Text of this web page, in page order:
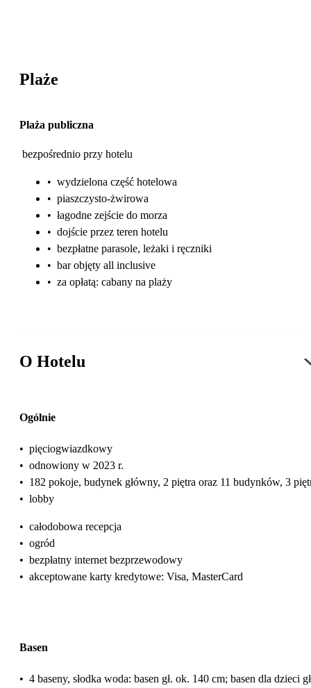
Plaże
Plaża publiczna
bezpośrednio przy hotelu
• wydzielona część hotelowa
• piaszczysto-żwirowa
• łagodne zejście do morza
• dojście przez teren hotelu
• bezpłatne parasole, leżaki i ręczniki
• bar objęty all inclusive
• za opłatą: cabany na plaży
O Hotelu
Ogólnie
• pięciogwiazdkowy
• odnowiony w 2023 r.
• 182 pokoje, budynek główny, 2 piętra oraz 11 budynków, 3
• lobby
• całodobowa recepcja
• ogród
• bezpłatny internet bezprzewodowy
• akceptowane karty kredytowe: Visa, MasterCard
Basen
• 4 baseny, słodka woda: basen gł. ok. 140 cm; basen dla dzieci